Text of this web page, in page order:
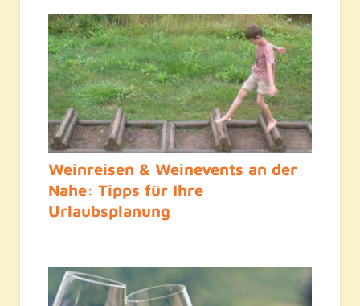
Weinreisen & Weinevents an der
Nahe: Tipps für Ihre
Urlaubsplanung